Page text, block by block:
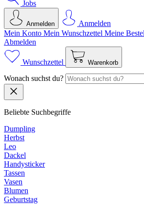
Jobs
Anmelden
Anmelden
Mein Konto Mein Wunsch­zettel Meine
Abmelden
Wunschzettel Warenkorb
Wonach suchst du?
Beliebte Suchbegriffe
Dumpling
Herbst
Leo
Dackel
Handysticker
Tassen
Vasen
Blumen
Geburtstag